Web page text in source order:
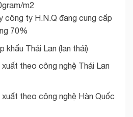
m2
công ty H.N.Q đang cung cấp
70%
khẩu Thái Lan (lan thái)
theo công nghệ Thái Lan
theo công nghệ Hàn Quốc